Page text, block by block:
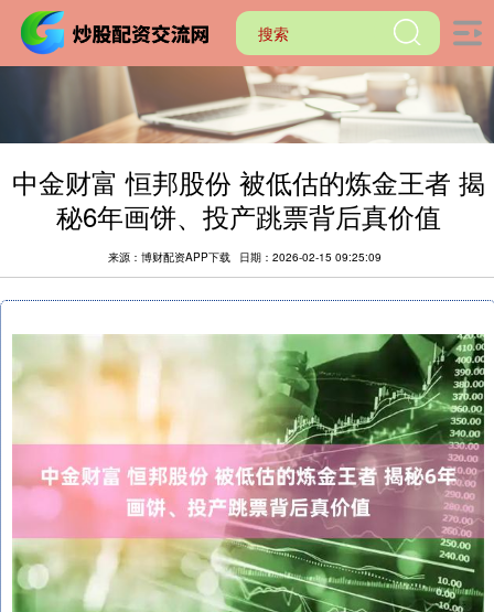
中金财富 恒邦股份 被低估的炼金王者 揭
秘6年画饼、投产跳票背后真价值
来源：博财配资APP下载 日期：2026-02-15 09:25:09